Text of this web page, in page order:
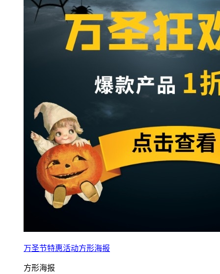
万圣节特惠活动方形海报
方形海报